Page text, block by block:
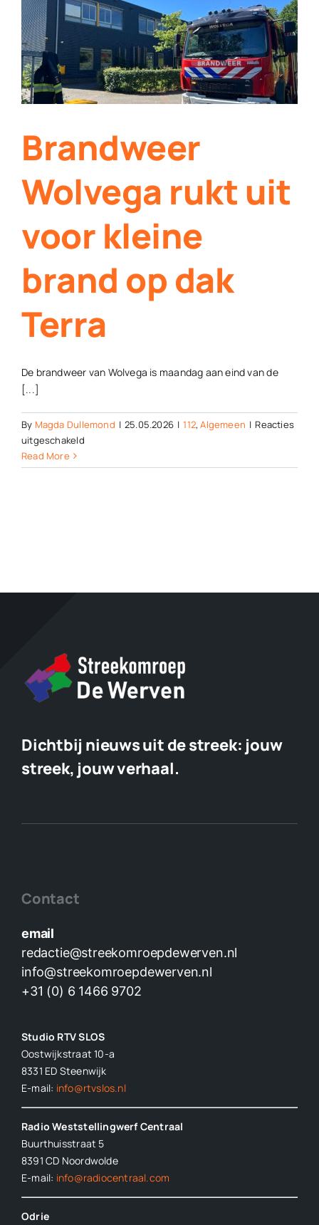
Contact
Plaats je eigen nieuws
Brandweer
Wolvega rukt uit
voor kleine
brand op dak
Terra
De brandweer van Wolvega is maandag aan eind van de
[...]
By Magda Dullemond | 25.05.2026 | 112,Algemeen | Reacties
uitgeschakeldvoor
Wolvega
Terra
Read More
Dichtbij nieuws uit de streek: jouw
streek, jouw verhaal.
Contact
email
redactie@streekomroepdewerven.nl
info@streekomroepdewerven.nl
+31 (0) 6 1466 9702
Studio RTV SLOS
Oostwijkstraat 10-a
8331 ED Steenwijk
E-mail: info@rtvslos.nl
Radio Weststellingwerf Centraal
Buurthuisstraat 5
8391 CD Noordwolde
E-mail: info@radiocentraal.com
Odrie